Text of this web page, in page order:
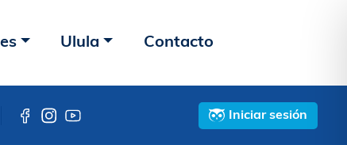
Ulula Contacto
Iniciar sesión